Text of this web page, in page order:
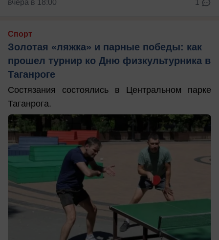
вчера в 18:00 1
Спорт
Золотая «ляжка» и парные победы: как
прошел турнир ко Дню физкультурника в
Таганроге
Состязания состоялись в Центральном парке
Таганрога.